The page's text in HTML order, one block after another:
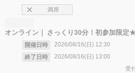
オンライン さっくり30分！初参加限定
開催日時 2026/08/16(日) 12:30
終了日時
2026/08/16(日) 13:00
満席
受